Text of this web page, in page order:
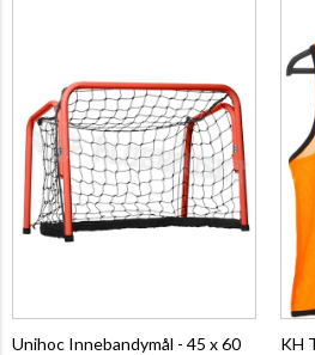
Unihoc Innebandymål - 45 x 60
KH